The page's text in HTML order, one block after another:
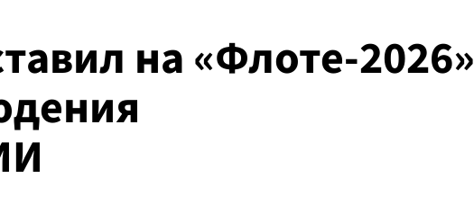
на «Флоте-2026»